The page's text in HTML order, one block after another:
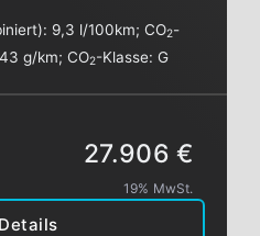
9,3 l/100km;CO2-
g/km;CO2-Klasse:G
27.906 €
19% MwSt.